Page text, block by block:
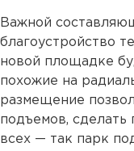
Важной
благоустройство
новой площадке
похожие на
размещение
подъемов, сделать
всех — так парк